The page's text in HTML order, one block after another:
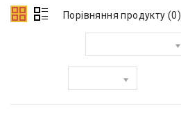
Порівняння продукту (0)